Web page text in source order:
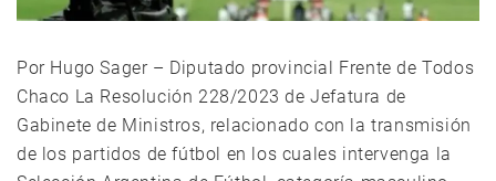
Por Hugo Sager – Diputado provincial Frente de Todos
Chaco La Resolución 228/2023 de Jefatura de
Gabinete de Ministros, relacionado con la transmisión
de los partidos de fútbol en los cuales intervenga la